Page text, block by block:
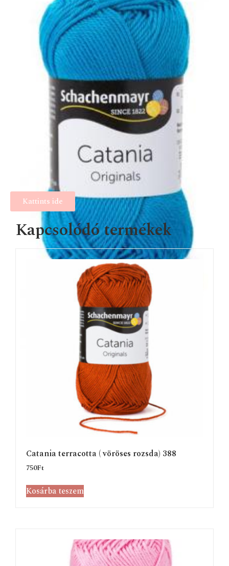
Kattints ide
Kapcsolódó termékek
Catania terracotta ( vöröses rozsda) 388
750Ft
Kosárba teszem